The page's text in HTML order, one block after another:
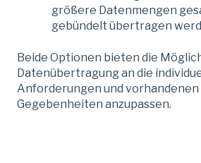
größere Datenmengen
gebündelt übertragen
Beide Optionen bieten die
Datenübertragung an die
Anforderungen und
Gegebenheiten anzupassen.